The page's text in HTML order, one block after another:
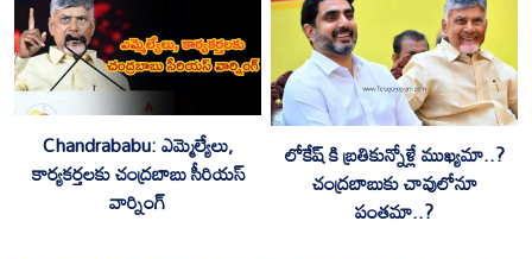
Chandrababu: ఎమ్మెల్యేలు,
కార్యకర్తలకు చంద్రబాబు సీరియస్
వార్నింగ్
లోకేష్ కి బ్రతికున్నోళ్లే ముఖ్యమా..?
చంద్రబాబుకు చావులోనూ
పంతమా..?